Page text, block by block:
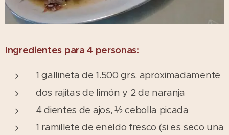
Ingredientes para 4 personas:
1 gallineta de 1.500 grs. aproximadamente
dos rajitas de limón y 2 de naranja
4 dientes de ajos, ½ cebolla picada
1 ramillete de eneldo fresco (si es seco una